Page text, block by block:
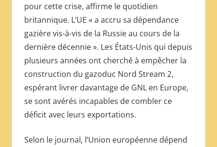
pour cette crise, affirme le quotidien
britannique. L’UE « a accru sa dépendance
gazière vis-à-vis de la Russie au cours de la
dernière décennie ». Les États-Unis qui depuis
plusieurs années ont cherché à empêcher la
construction du gazoduc Nord Stream 2,
espérant livrer davantage de GNL en Europe,
se sont avérés incapables de combler ce
déficit avec leurs exportations.
Selon le journal, l’Union européenne dépend